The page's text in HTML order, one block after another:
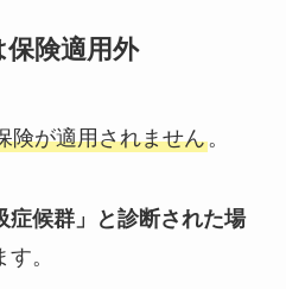
保険適用外
険が適用されません。
症候群」と診断された場
。